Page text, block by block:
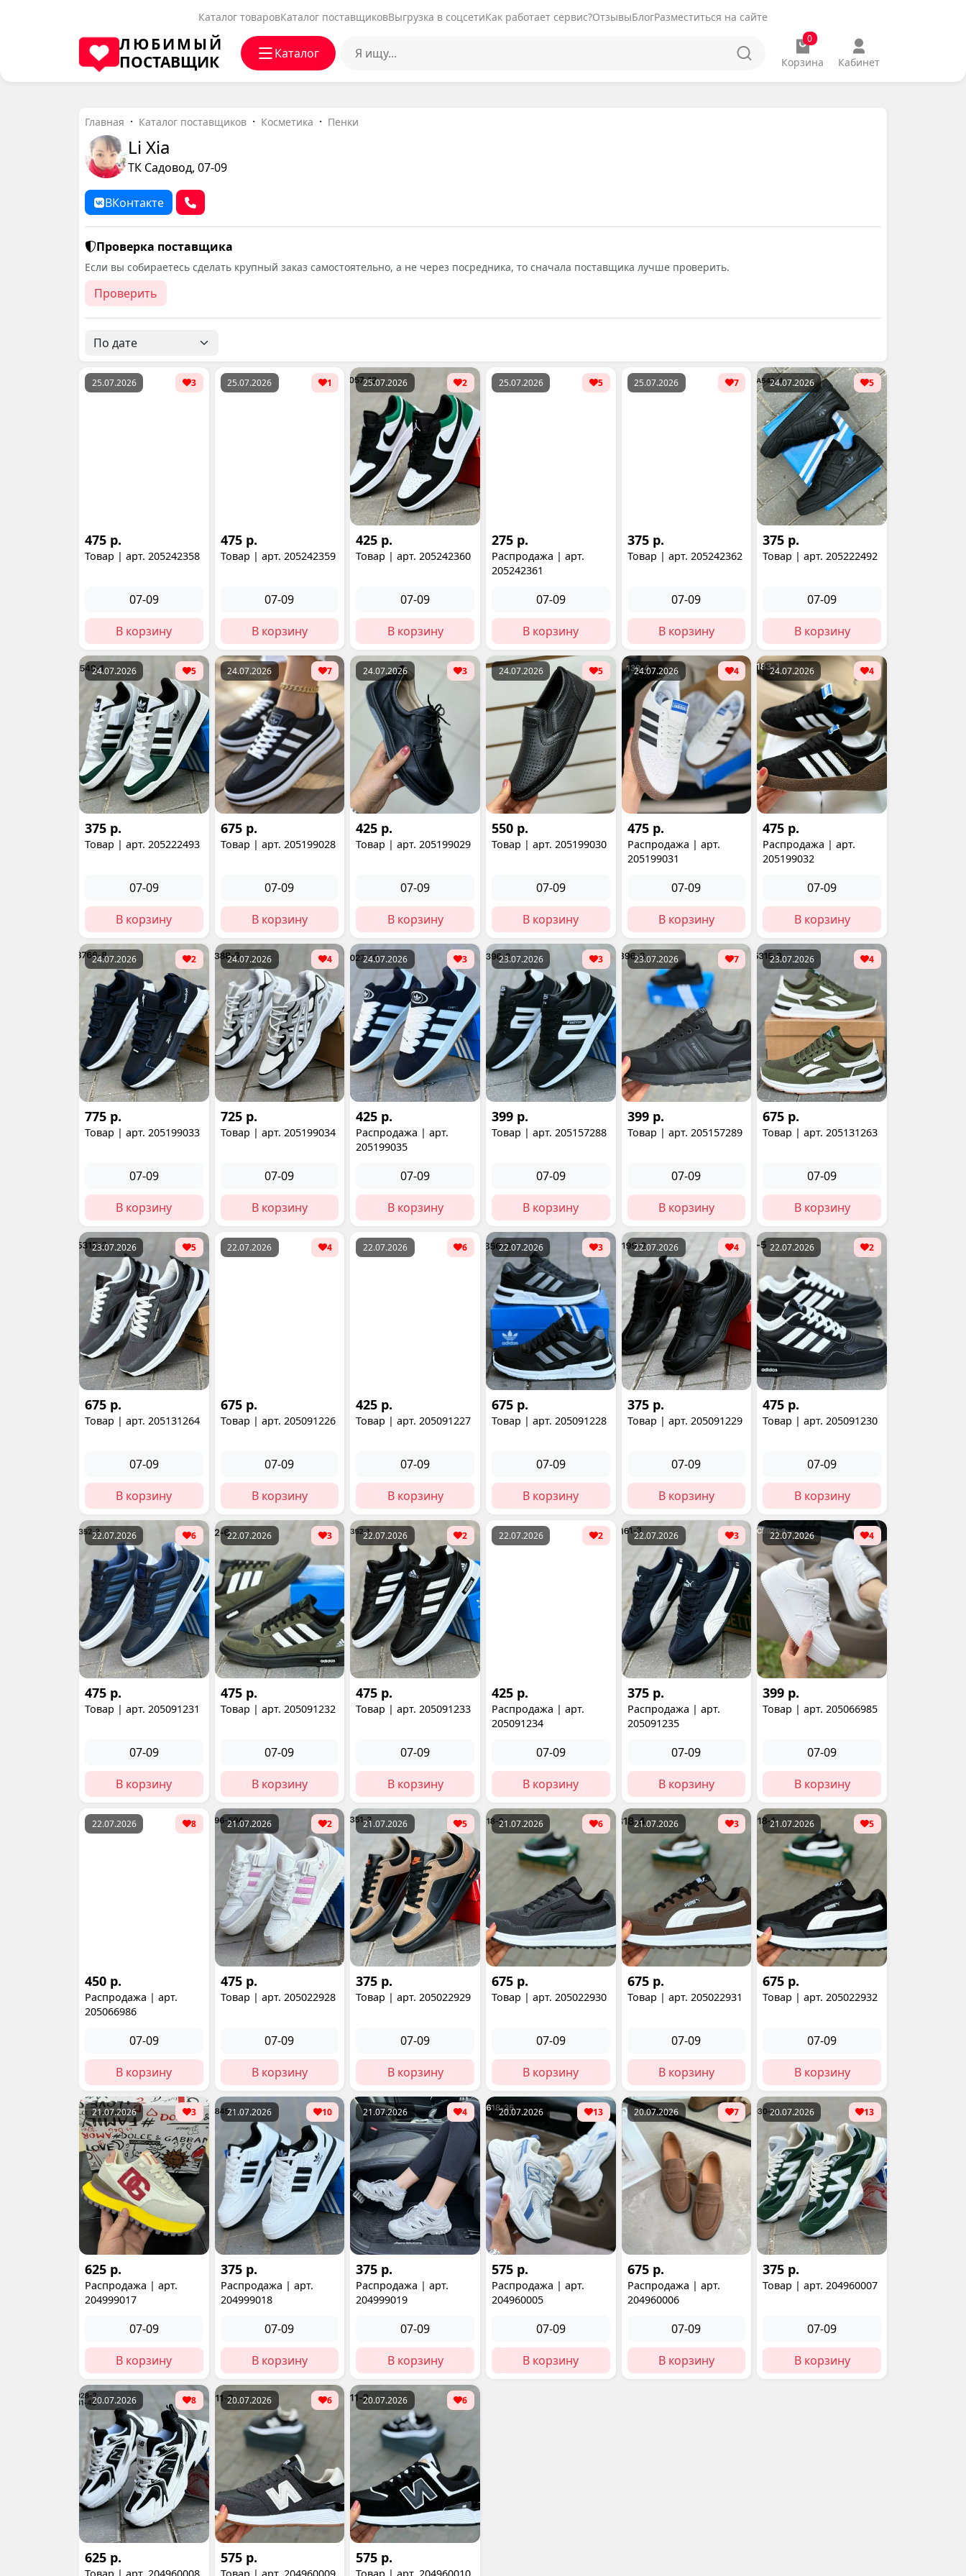
Каталог товаровКаталог поставщиковВыгрузка в соцсетиКак работает сервис?ОтзывыБлогРазместиться на сайте
ЛЮБИМЫЙ
ПОСТАВЩИК
Каталог
0
Корзина Кабинет
Главная Каталог поставщиков Косметика Пенки
Li Xia
ТК Садовод, 07-09
ВКонтакте
Проверка поставщика
Если вы собираетесь сделать крупный заказ самостоятельно, а не через посредника, то сначала поставщика лучше проверить.
Проверить
25.07.2026 3
475 р.
Товар | арт. 205242358
07-09
В корзину
25.07.2026 1
475 р.
Товар | арт. 205242359
07-09
В корзину
25.07.2026 2
425 р.
Товар | арт. 205242360
07-09
В корзину
25.07.2026 5
275 р.
Распродажа | арт.
205242361
07-09
В корзину
25.07.2026 7
375 р.
Товар | арт. 205242362
07-09
В корзину
24.07.2026 5
375 р.
Товар | арт. 205222492
07-09
В корзину
24.07.2026 5
375 р.
Товар | арт. 205222493
07-09
В корзину
24.07.2026 7
675 р.
Товар | арт. 205199028
07-09
В корзину
24.07.2026 3
425 р.
Товар | арт. 205199029
07-09
В корзину
24.07.2026 5
550 р.
Товар | арт. 205199030
07-09
В корзину
24.07.2026 4
475 р.
Распродажа | арт.
205199031
07-09
В корзину
24.07.2026 4
475 р.
Распродажа | арт.
205199032
07-09
В корзину
24.07.2026 2
775 р.
Товар | арт. 205199033
07-09
В корзину
24.07.2026 4
725 р.
Товар | арт. 205199034
07-09
В корзину
24.07.2026 3
425 р.
Распродажа | арт.
205199035
07-09
В корзину
23.07.2026 3
399 р.
Товар | арт. 205157288
07-09
В корзину
23.07.2026 7
399 р.
Товар | арт. 205157289
07-09
В корзину
23.07.2026 4
675 р.
Товар | арт. 205131263
07-09
В корзину
23.07.2026 5
675 р.
Товар | арт. 205131264
07-09
В корзину
22.07.2026 4
675 р.
Товар | арт. 205091226
07-09
В корзину
22.07.2026 6
425 р.
Товар | арт. 205091227
07-09
В корзину
22.07.2026 3
675 р.
Товар | арт. 205091228
07-09
В корзину
22.07.2026 4
375 р.
Товар | арт. 205091229
07-09
В корзину
22.07.2026 2
475 р.
Товар | арт. 205091230
07-09
В корзину
22.07.2026 6
475 р.
Товар | арт. 205091231
07-09
В корзину
22.07.2026 3
475 р.
Товар | арт. 205091232
07-09
В корзину
22.07.2026 2
475 р.
Товар | арт. 205091233
07-09
В корзину
22.07.2026 2
425 р.
Распродажа | арт.
205091234
07-09
В корзину
22.07.2026 3
375 р.
Распродажа | арт.
205091235
07-09
В корзину
22.07.2026 4
399 р.
Товар | арт. 205066985
07-09
В корзину
22.07.2026 8
450 р.
Распродажа | арт.
205066986
07-09
В корзину
21.07.2026 2
475 р.
Товар | арт. 205022928
07-09
В корзину
21.07.2026 5
375 р.
Товар | арт. 205022929
07-09
В корзину
21.07.2026 6
675 р.
Товар | арт. 205022930
07-09
В корзину
21.07.2026 3
675 р.
Товар | арт. 205022931
07-09
В корзину
21.07.2026 5
675 р.
Товар | арт. 205022932
07-09
В корзину
21.07.2026 3
625 р.
Распродажа | арт.
204999017
07-09
В корзину
21.07.2026 10
375 р.
Распродажа | арт.
204999018
07-09
В корзину
21.07.2026 4
375 р.
Распродажа | арт.
204999019
07-09
В корзину
20.07.2026 13
575 р.
Распродажа | арт.
204960005
07-09
В корзину
20.07.2026 7
675 р.
Распродажа | арт.
204960006
07-09
В корзину
20.07.2026 13
375 р.
Товар | арт. 204960007
07-09
В корзину
20.07.2026 8
625 р.
20.07.2026 6
575 р.
20.07.2026 6
575 р.